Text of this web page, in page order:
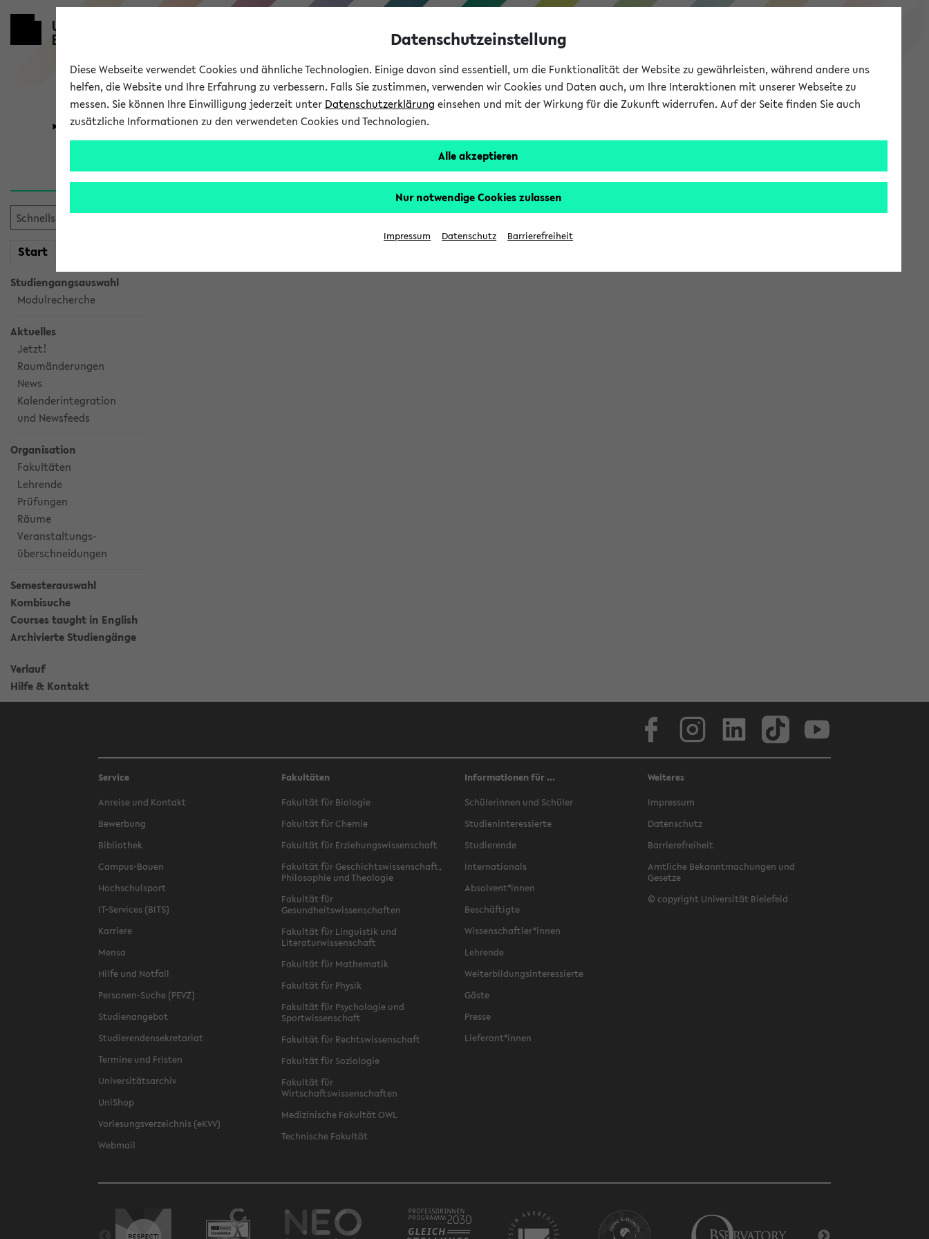
eKVV
Universität Forschung Studium
Start
Studiengangsauswahl
Modulrecherche
Aktuelles
Jetzt!
Raumänderungen
News
Kalenderintegration
und Newsfeeds
Organisation
Fakultäten
Lehrende
Prüfungen
Räume
Veranstaltungs-
überschneidungen
Semesterauswahl
Kombisuche
Courses taught in English
Archivierte Studiengänge
Verlauf
Hilfe & Kontakt
Verlauf
Service
Anreise und Kontakt
Bewerbung
Bibliothek
Campus-Bauen
Hochschulsport
IT-Services (BITS)
Karriere
Mensa
Hilfe und Notfall
Personen-Suche (PEVZ)
Studienangebot
Studierendensekretariat
Termine und Fristen
Universitätsarchiv
UniShop
Vorlesungsverzeichnis (eKVV)
Webmail
Fakultäten
Fakultät für Biologie
Fakultät für Chemie
Fakultät für Erziehungswissenschaft
Fakultät für Geschichtswissenschaft,
Philosophie und Theologie
Fakultät für
Gesundheitswissenschaften
Fakultät für Linguistik und
Literaturwissenschaft
Fakultät für Mathematik
Fakultät für Physik
Fakultät für Psychologie und
Sportwissenschaft
Fakultät für Rechtswissenschaft
Fakultät für Soziologie
Fakultät für
Wirtschaftswissenschaften
Medizinische Fakultät OWL
Technische Fakultät
Informationen für ...
Schülerinnen und Schüler
Studieninteressierte
Studierende
Internationals
Absolvent*innen
Beschäftigte
Wissenschaftler*innen
Lehrende
Weiterbildungsinteressierte
Gäste
Presse
Lieferant*innen
Weiteres
Impressum
Datenschutz
Barrierefreiheit
Amtliche Bekanntmachungen und
Gesetze
© copyright Universität Bielefeld
Datenschutzeinstellung
Diese Webseite verwendet Cookies und ähnliche Technologien. Einige davon sind essentiell, um die Funktionalität der Website zu gewährleisten, während andere uns
helfen, die Website und Ihre Erfahrung zu verbessern. Falls Sie zustimmen, verwenden wir Cookies und Daten auch, um Ihre Interaktionen mit unserer Webseite zu
messen. Sie können Ihre Einwilligung jederzeit unter Datenschutzerklärung einsehen und mit der Wirkung für die Zukunft widerrufen. Auf der Seite finden Sie auch
zusätzliche Informationen zu den verwendeten Cookies und Technologien.
Alle akzeptieren
Nur notwendige Cookies zulassen
Impressum Datenschutz Barrierefreiheit